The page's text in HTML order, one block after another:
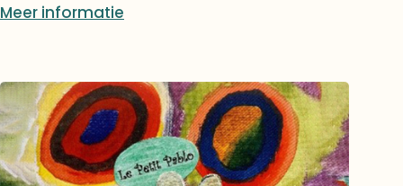
wonen!
Meer informatie